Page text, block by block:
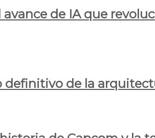
de IA que
definitivo de la